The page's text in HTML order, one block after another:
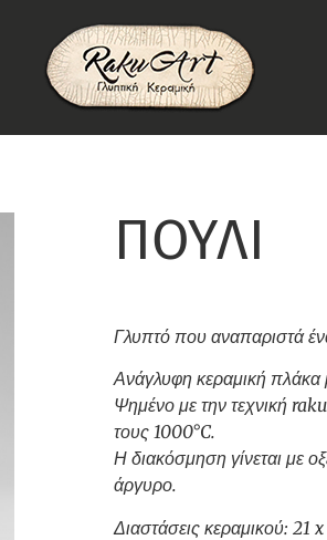
ΠΟΥΛΙ
Γλυπτό που αναπαριστά
Ανάγλυφη κεραμική
Ψημένο με την τεχνική
τους 1000°C.
Η διακόσμηση γίνεται με
άργυρο.
Διαστάσεις κεραμικού: 21